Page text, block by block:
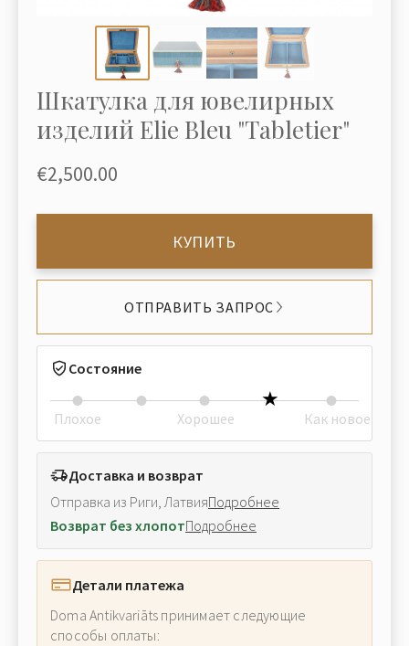
Шкатулка для ювелирных
изделий Elie Bleu "Tabletier"
€2,500.00
КУПИТЬ
ОТПРАВИТЬ ЗАПРОС
Состояние
Плохое Хорошее Как новое
Доставка и возврат
Отправка из Риги, ЛатвияПодробнее
Возврат без хлопотПодробнее
Детали платежа
Doma Antikvariāts принимает следующие
способы оплаты: